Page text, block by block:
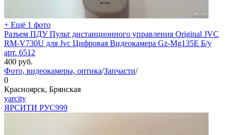
+ Ещё 1 фото
Разъем ПДУ Пульт дистанционного управления Original JVC
RM-V730U для Jvc Цифровая Видеокамера Gz-Mg135E Б/у
арт. 6512
400 руб.
Фото, видеокамеры, оптика/Запчасти/
0
Красноярск, Брянская
yarcity
ЯРСИТИ РУС999